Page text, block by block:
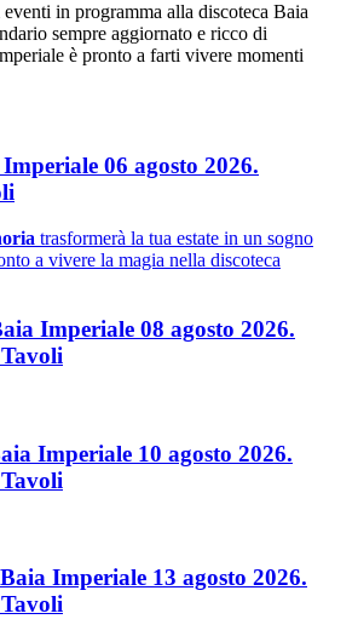
in programma alla discoteca Baia
sempre aggiornato e ricco di
è pronto a farti vivere momenti
06 agosto 2026.
trasformerà la tua estate in un sogno
a vivere la magia nella discoteca
Imperiale 08 agosto 2026.
Imperiale 10 agosto 2026.
Imperiale 13 agosto 2026.